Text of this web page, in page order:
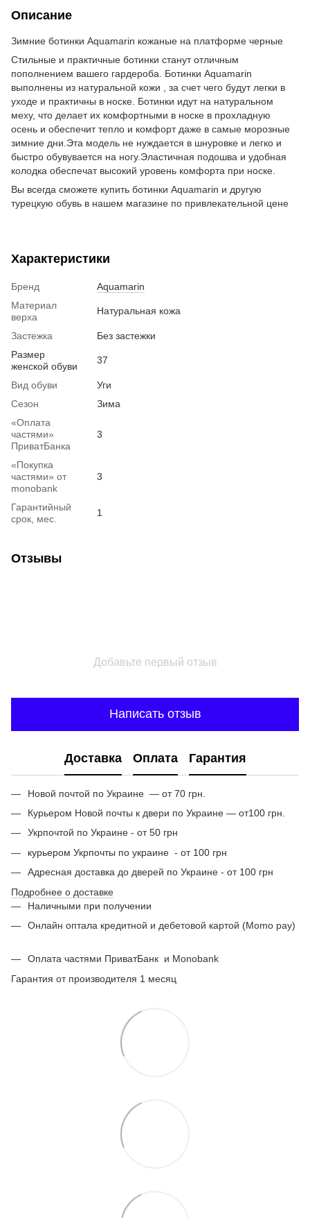
Описание
Зимние ботинки Aquamarin кожаные на платформе черные
Стильные и практичные ботинки станут отличным
пополнением вашего гардероба. Ботинки Aquamarin
выполнены из натуральной кожи , за счет чего будут легки в
уходе и практичны в носке. Ботинки идут на натуральном
меху, что делает их комфортными в носке в прохладную
осень и обеспечит тепло и комфорт даже в самые морозные
зимние дни.Эта модель не нуждается в шнуровке и легко и
быстро обувувается на ногу.Эластичная подошва и удобная
колодка обеспечат высокий уровень комфорта при носке.
Вы всегда сможете купить ботинки Aquamarin и другую
турецкую обувь в нашем магазине по привлекательной цене
Характеристики
Бренд
Aquamarin
Материал
верха
Натуральная кожа
Застежка
Без застежки
Размер
женской обуви
37
Вид обуви
Уги
Сезон
Зима
«Оплата
частями»
ПриватБанка
3
«Покупка
частями» от
monobank
3
Гарантийный
срок, мес.
1
Отзывы
Добавьте первый отзыв
Написать отзыв
Доставка Оплата Гарантия
Новой почтой по Украине — от 70 грн.
Курьером Новой почты к двери по Украине — от100 грн.
Укрпочтой по Украине - от 50 грн
курьером Укрпочты по украине - от 100 грн
Адресная доставка до дверей по Украине - от 100 грн
Подробнее о доставке
Наличными при получении
Онлайн оптала кредитной и дебетовой картой (Momo pay)
Оплата частями ПриватБанк и Monobank
Гарантия от производителя 1 месяц